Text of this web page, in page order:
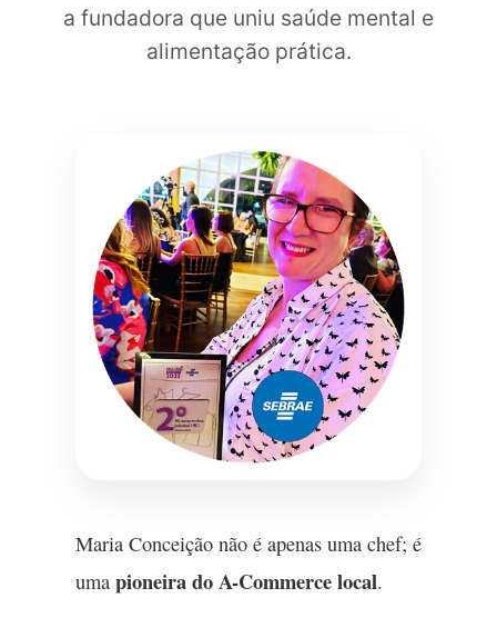
a fundadora que uniu saúde mental e
alimentação prática.
Maria Conceição não é apenas uma chef; é
uma pioneira do A-Commerce local.